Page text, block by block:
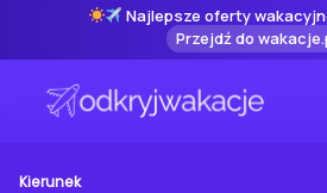
Najlepsze oferty
Przejdź do
Kierunek